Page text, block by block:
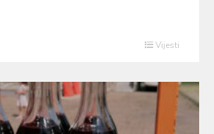
Vijesti